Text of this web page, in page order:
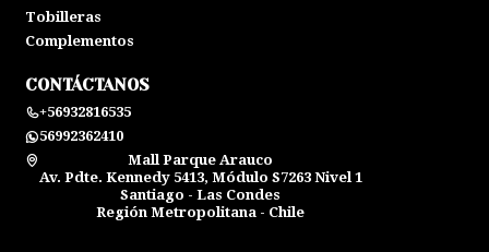
Tobilleras
Complementos
CONTÁCTANOS
+56932816535
56992362410
Mall Parque Arauco
Av. Pdte. Kennedy 5413, Módulo S7263 Nivel 1
Santiago - Las Condes
Región Metropolitana - Chile